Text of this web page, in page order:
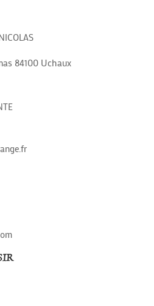
84100 Uchaux